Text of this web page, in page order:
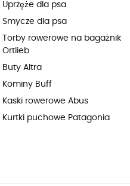
Uprzęże dla psa
Smycze dla psa
Torby rowerowe na bagażnik
Ortlieb
Buty Altra
Kominy Buff
Kaski rowerowe Abus
Kurtki puchowe Patagonia